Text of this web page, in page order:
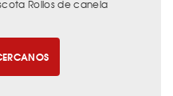
Rollos de canela